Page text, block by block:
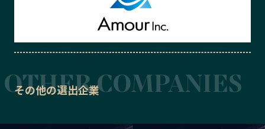
その他の選出企業